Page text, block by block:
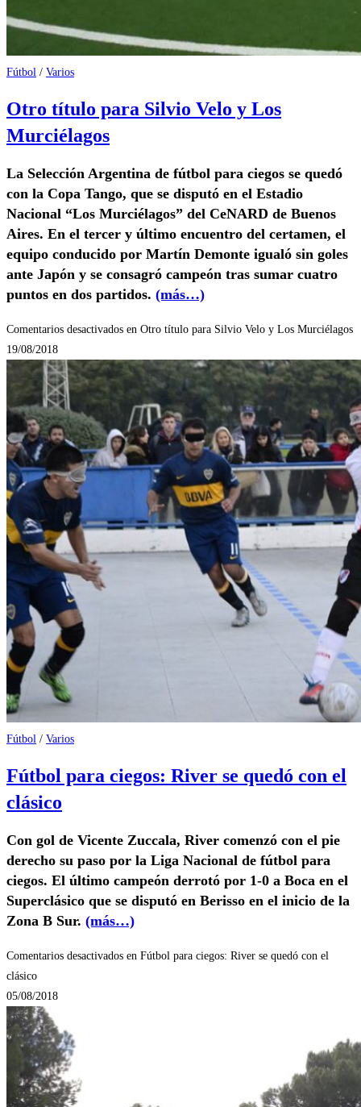
Fútbol / Varios
Otro título para Silvio Velo y Los
Murciélagos
La Selección Argentina de fútbol para ciegos se quedó
con la Copa Tango, que se disputó en el Estadio
Nacional “Los Murciélagos” del CeNARD de Buenos
Aires. En el tercer y último encuentro del certamen, el
equipo conducido por Martín Demonte igualó sin goles
ante Japón y se consagró campeón tras sumar cuatro
puntos en dos partidos. (más…)
Comentarios desactivados en Otro título para Silvio Velo y Los Murciélagos
19/08/2018
Fútbol / Varios
Fútbol para ciegos: River se quedó con el
clásico
Con gol de Vicente Zuccala, River comenzó con el pie
derecho su paso por la Liga Nacional de fútbol para
ciegos. El último campeón derrotó por 1-0 a Boca en el
Superclásico que se disputó en Berisso en el inicio de la
Zona B Sur. (más…)
Comentarios desactivados en Fútbol para ciegos: River se quedó con el
clásico
05/08/2018